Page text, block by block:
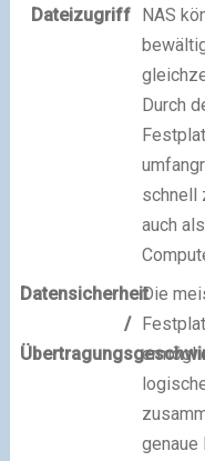
Dateizugriff
NAS
Durch
schnell
auch
Datensicherheit
/
Die
genaue